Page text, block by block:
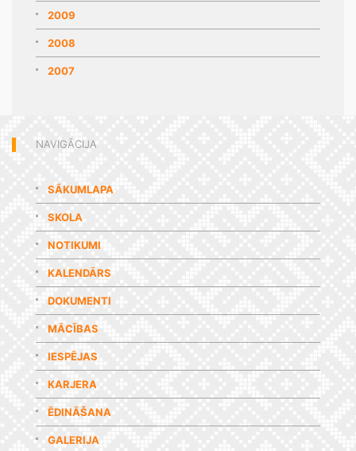
2009
2008
2007
NAVIGĀCIJA
SĀKUMLAPA
SKOLA
NOTIKUMI
KALENDĀRS
DOKUMENTI
MĀCĪBAS
IESPĒJAS
KARJERA
ĒDINĀŠANA
GALERIJA